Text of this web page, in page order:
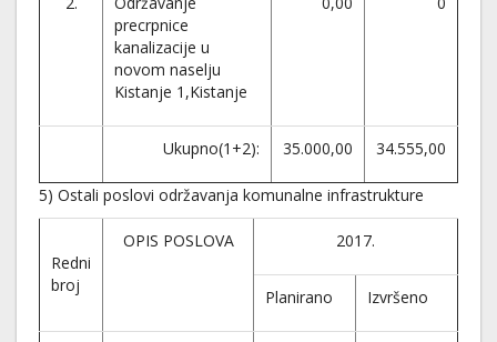
precrpnice
kanalizacije u
novom naselju
Kistanje 1,Kistanje
Ukupno(1+2): 35.000,00 34.555,00
5) Ostali poslovi održavanja komunalne infrastrukture
Redni
broj
OPIS POSLOVA 2017.
Planirano Izvršeno